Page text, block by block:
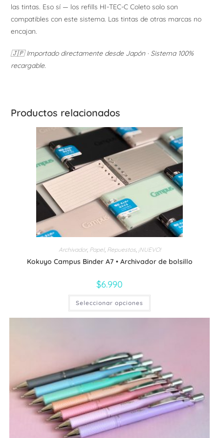
las tintas. Eso sí — los refills HI-TEC-C Coleto solo son
compatibles con este sistema. Las tintas de otras marcas no
encajan.
🇯🇵 Importado directamente desde Japón · Sistema 100%
recargable.
Productos relacionados
Archivador, Papel, Repuestos, ¡NUEVO!
Kokuyo Campus Binder A7 • Archivador de bolsillo
$6.990
Seleccionar opciones
tiene
múltiples
elegir
en
la
página
de
producto